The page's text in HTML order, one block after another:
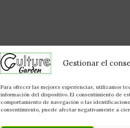
Gestionar el
Para ofrecer las mejores experiencias, utilizamos
información del dispositivo. El consentimiento de
comportamiento de navegación o las
consentimiento, puede afectar negativamente a